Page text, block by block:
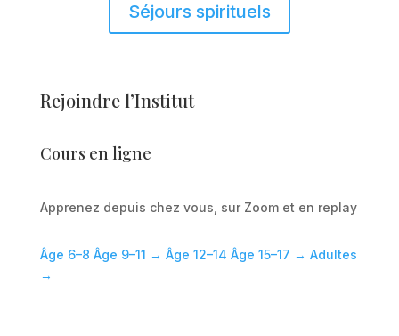
Séjours spirituels
Rejoindre l’Institut
Cours en ligne
Apprenez depuis chez vous, sur Zoom et en replay
Âge 6–8 Âge 9–11 → Âge 12–14 Âge 15–17 → Adultes
→